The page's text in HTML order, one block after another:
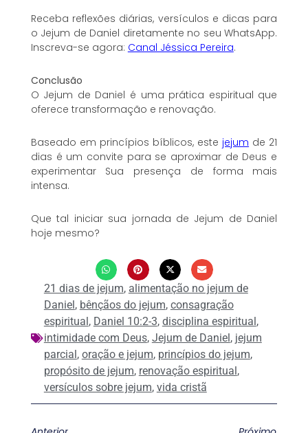
Receba reflexões diárias, versículos e dicas para
o Jejum de Daniel diretamente no seu WhatsApp.
Inscreva-se agora: Canal Jéssica Pereira.
Conclusão
O Jejum de Daniel é uma prática espiritual que
oferece transformação e renovação.
Baseado em princípios bíblicos, este jejum de 21
dias é um convite para se aproximar de Deus e
experimentar Sua presença de forma mais
intensa.
Que tal iniciar sua jornada de Jejum de Daniel
hoje mesmo?
21 dias de jejum, alimentação no jejum de
Daniel, bênçãos do jejum, consagração
espiritual, Daniel 10:2-3, disciplina espiritual,
intimidade com Deus, Jejum de Daniel, jejum
parcial, oração e jejum, princípios do jejum,
propósito de jejum, renovação espiritual,
versículos sobre jejum, vida cristã